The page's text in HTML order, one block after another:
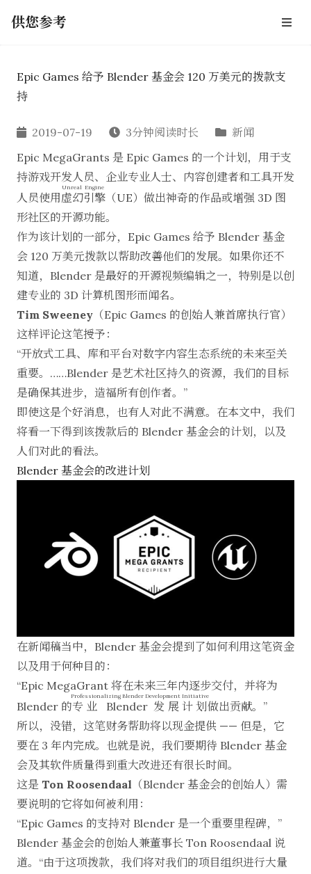
供您参考
Epic Games 给予 Blender 基金会 120 万美元的拨款支
持
2019-07-19 3分钟阅读时长
新闻
Epic MegaGrants 是 Epic Games 的一个计划，用于支
持游戏开发人员、企业专业人士、内容创建者和工具开发
人员使用虚幻引擎
Unreal Engine
（UE）做出神奇的作品或增强 3D 图
形社区的开源功能。
作为该计划的一部分，Epic Games 给予 Blender 基金
会 120 万美元拨款以帮助改善他们的发展。如果你还不
知道，Blender 是最好的开源视频编辑之一，特别是以创
建专业的 3D 计算机图形而闻名。
Tim Sweeney （Epic Games 的创始人兼首席执行官）
这样评论这笔授予：
“开放式工具、库和平台对数字内容生态系统的未来至关
重要。……Blender 是艺术社区持久的资源，我们的目标
是确保其进步，造福所有创作者。”
即使这是个好消息，也有人对此不满意。在本文中，我们
将看一下得到该拨款后的 Blender 基金会的计划，以及
人们对此的看法。
Blender 基金会的改进计划
在新闻稿当中，Blender 基金会提到了如何利用这笔资金
以及用于何种目的：
“Epic MegaGrant 将在未来三年内逐步交付，并将为
Blender 的专业 Blender 发展计划
Professionalizing Blender Development Initiative
做出贡献。”
所以，没错，这笔财务帮助将以现金提供 —— 但是，它
要在 3 年内完成。也就是说，我们要期待 Blender 基金
会及其软件质量得到重大改进还有很长时间。
这是 Ton Roosendaal （Blender 基金会的创始人）需
要说明的它将如何被利用：
“Epic Games 的支持对 Blender 是一个重要里程碑，”
Blender 基金会的创始人兼董事长 Ton Roosendaal 说
道。“由于这项拨款，我们将对我们的项目组织进行大量